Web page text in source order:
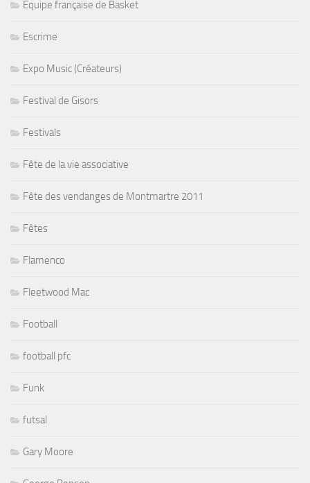
Equipe française de Basket
Escrime
Expo Music (Créateurs)
Festival de Gisors
Festivals
Fête de la vie associative
Fête des vendanges de Montmartre 2011
Fêtes
Flamenco
Fleetwood Mac
Football
football pfc
Funk
futsal
Gary Moore